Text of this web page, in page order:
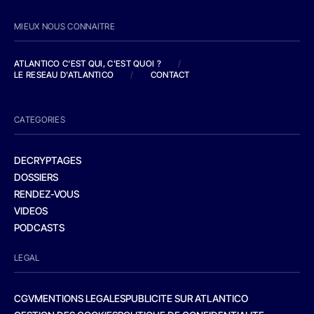
MIEUX NOUS CONNAITRE
ATLANTICO C'EST QUI, C'EST QUOI ?
/
LE RESEAU D'ATLANTICO
/ CONTACT
CATEGORIES
DECRYPTAGES
DOSSIERS
RENDEZ-VOUS
VIDEOS
PODCASTS
LEGAL
CGVMENTIONS LEGALESPUBLICITE SUR ATLANTICO